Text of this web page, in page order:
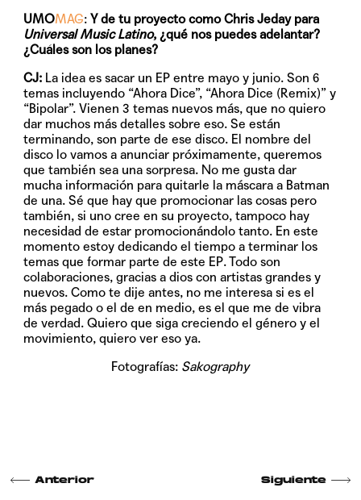
UMOMAG:Y de tu proyecto como Chris Jeday para
Universal Music Latino, ¿qué nos puedes adelantar?
¿Cuáles son los planes?
CJ: La idea es sacar un EP entre mayo y junio. Son 6
temas incluyendo “Ahora Dice”, “Ahora Dice (Remix)” y
“Bipolar”. Vienen 3 temas nuevos más, que no quiero
dar muchos más detalles sobre eso. Se están
terminando, son parte de ese disco. El nombre del
disco lo vamos a anunciar próximamente, queremos
que también sea una sorpresa. No me gusta dar
mucha información para quitarle la máscara a Batman
de una. Sé que hay que promocionar las cosas pero
también, si uno cree en su proyecto, tampoco hay
necesidad de estar promocionándolo tanto. En este
momento estoy dedicando el tiempo a terminar los
temas que formar parte de este EP. Todo son
colaboraciones, gracias a dios con artistas grandes y
nuevos. Como te dije antes, no me interesa si es el
más pegado o el de en medio, es el que me de vibra
de verdad. Quiero que siga creciendo el género y el
movimiento, quiero ver eso ya.
Fotografías: Sakography
Anterior Siguiente